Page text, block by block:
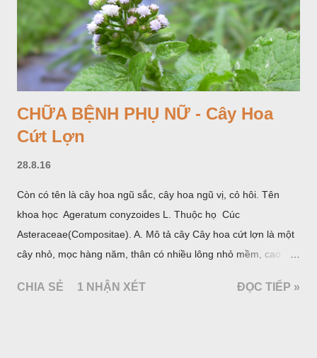
CHỮA BỆNH PHỤ NỮ - Cây Hoa
Cứt Lợn
28.8.16
Còn có tên là cây hoa ngũ sắc, cây hoa ngũ vị, cỏ hôi. Tên
khoa học Ageratum conyzoides L. Thuộc họ Cúc
Asteraceae(Compositae). A. Mô tả cây Cây hoa cứt lợn là một
cây nhỏ, mọc hàng năm, thân có nhiều lông nhỏ mềm, cao
đối hình trứng hay 3 cạnh, dài 2-6cm, rộng 1-3cm, mép có
CHIA SẺ 1 NHẬN XÉT ĐỌC TIẾP »